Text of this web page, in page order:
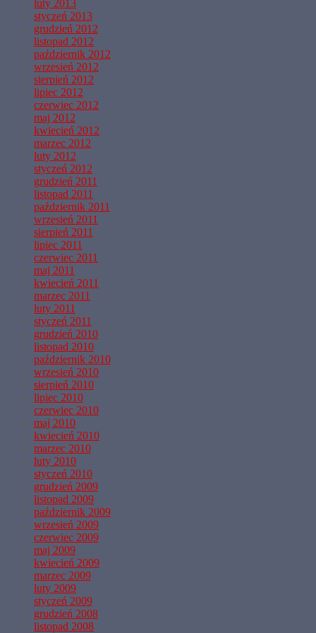
luty 2013
styczeń 2013
grudzień 2012
listopad 2012
październik 2012
wrzesień 2012
sierpień 2012
lipiec 2012
czerwiec 2012
maj 2012
kwiecień 2012
marzec 2012
luty 2012
styczeń 2012
grudzień 2011
listopad 2011
październik 2011
wrzesień 2011
sierpień 2011
lipiec 2011
czerwiec 2011
maj 2011
kwiecień 2011
marzec 2011
luty 2011
styczeń 2011
grudzień 2010
listopad 2010
październik 2010
wrzesień 2010
sierpień 2010
lipiec 2010
czerwiec 2010
maj 2010
kwiecień 2010
marzec 2010
luty 2010
styczeń 2010
grudzień 2009
listopad 2009
październik 2009
wrzesień 2009
czerwiec 2009
maj 2009
kwiecień 2009
marzec 2009
luty 2009
styczeń 2009
grudzień 2008
listopad 2008